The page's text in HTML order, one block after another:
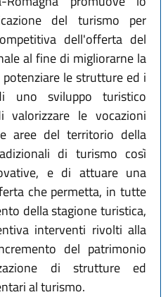
del turismo per
dell'offerta del
al fine di migliorarne la
le strutture ed i
uno sviluppo turistico
le vocazioni
aree del territorio della
di turismo così
e di attuare una
che permetta, in tutte
della stagione turistica,
interventi rivolti alla
del patrimonio
di strutture ed
al turismo.